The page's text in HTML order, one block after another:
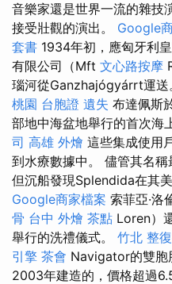
音樂家還是世界一流的雜技
接受壯觀的演出。 Google
套書 1934年初，應匈牙利
有限公司（Mft 文心路按摩
瑙河從Ganzhajógyárrt運送
桃園 台胞證 遺失 布達佩斯
部地中海盆地舉行的首次海
司 高雄 外燴 這些集成使用
到水療數據中。 儘管其名稱
但沉船發現Splendida在其
Google商家檔案 索菲亞·洛
骨 台中 外燴 茶點 Loren）
舉行的洗禮儀式。 竹北 整
引擎 茶會 Navigator的雙胞
2003年建造的，價格超過